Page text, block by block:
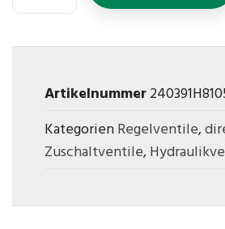
Artikelnummer
KategorienRegelventile,
Zuschaltventile,